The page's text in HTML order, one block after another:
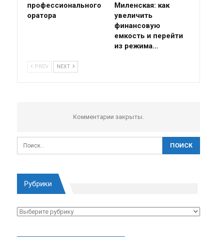
профессионального
оратора
Миленская: как
увеличить
финансовую
емкость и перейти
из режима…
PREV NEXT
Комментарии закрыты.
Рубрики
Рубрики